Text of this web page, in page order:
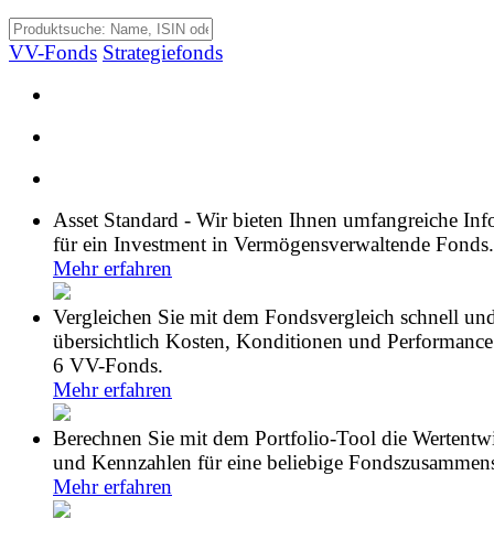
VV-Fonds Strategiefonds
Asset Standard - Wir bieten Ihnen umfangreiche
für ein Investment in Vermögensverwaltende Fonds.
Mehr erfahren
Vergleichen Sie mit dem Fondsvergleich schnell
übersichtlich Kosten, Konditionen und
6 VV-Fonds.
Mehr erfahren
Berechnen Sie mit dem Portfolio-Tool die
und Kennzahlen für eine beliebige
Mehr erfahren